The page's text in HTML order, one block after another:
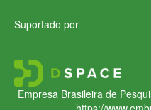
Suportado por
Empresa Brasileira de